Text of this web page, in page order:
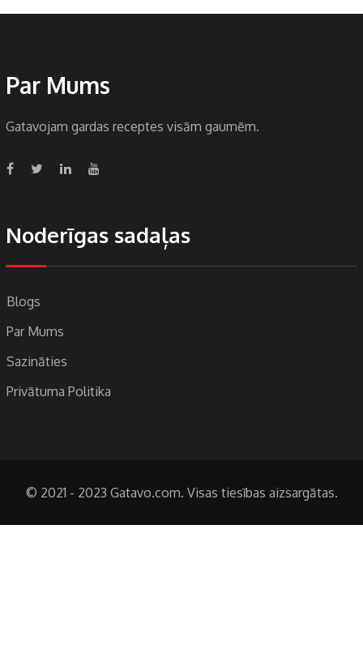
Par Mums
Gatavojam gardas receptes visām gaumēm.
Noderīgas sadaļas
Blogs
Par Mums
Sazināties
Privātuma Politika
© 2021 - 2023 Gatavo.com. Visas tiesības aizsargātas.